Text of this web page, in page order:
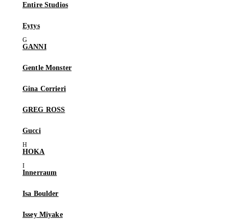
Entire Studios
Eytys
GANNI
Gentle Monster
Gina Corrieri
GREG ROSS
Gucci
HOKA
Innerraum
Isa Boulder
Issey Miyake